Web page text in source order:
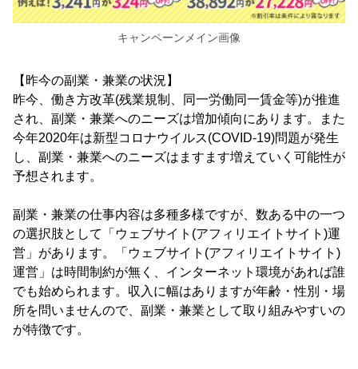
キャンペーンメイン画像
【昨今の副業・兼業の状況】
昨今、働き方改革(残業規制、同一労働同一賃金等)が推進
され、副業・兼業へのニーズは増加傾向にあります。また
今年2020年は新型コロナウイルス(COVID-19)問題が発生
し、副業・兼業へのニーズはますます増えていく可能性が
予想されます。
副業・兼業の仕事内容は多種多様ですが、数ある中の一つ
の選択肢として「ウェブサイト(アフィリエイトサイト)運
営」があります。「ウェブサイト(アフィリエイトサイト)
運営」は時間制約が無く、インターネット環境があれば誰
でも始められます。収入に幅はありますが年齢・性別・場
所を問いませんので、副業・兼業として取り組みやすいの
が特徴です。